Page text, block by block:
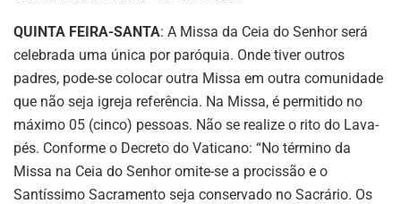
QUINTA FEIRA-SANTA: A Missa da Ceia do Senhor será
celebrada uma única por paróquia. Onde tiver outros
padres, pode-se colocar outra Missa em outra comunidade
que não seja igreja referência. Na Missa, é permitido no
máximo 05 (cinco) pessoas. Não se realize o rito do Lava-
pés. Conforme o Decreto do Vaticano: “No término da
Missa na Ceia do Senhor omite-se a procissão e o
Santíssimo Sacramento seja conservado no Sacrário. Os